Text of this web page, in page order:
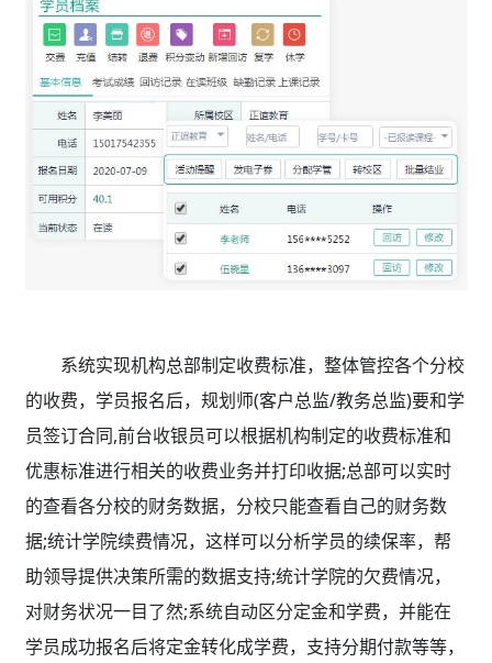
系统实现机构总部制定收费标准，整体管控各个分校
的收费，学员报名后，规划师(客户总监/教务总监)要和学
员签订合同,前台收银员可以根据机构制定的收费标准和
优惠标准进行相关的收费业务并打印收据;总部可以实时
的查看各分校的财务数据，分校只能查看自己的财务数
据;统计学院续费情况，这样可以分析学员的续保率，帮
助领导提供决策所需的数据支持;统计学院的欠费情况，
对财务状况一目了然;系统自动区分定金和学费，并能在
学员成功报名后将定金转化成学费，支持分期付款等等，